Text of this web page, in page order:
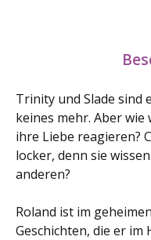
Trinity und Slade sind
keines mehr. Aber wie
ihre Liebe reagieren?
locker, denn sie
anderen?
Roland ist im
Geschichten, die er